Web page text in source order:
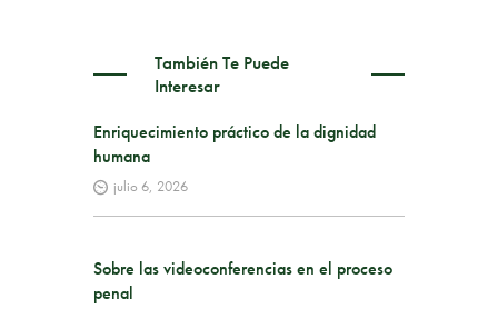
También Te Puede
Interesar
Enriquecimiento práctico de la dignidad
humana
julio 6, 2026
Sobre las videoconferencias en el proceso
penal